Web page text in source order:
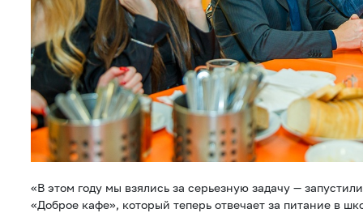
«В этом году мы взялись за серьезную задачу —
«Доброе кафе», который теперь отвечает за питание в